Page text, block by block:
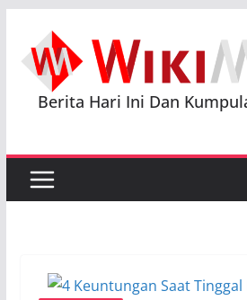
content
Berita Hari Ini Dan